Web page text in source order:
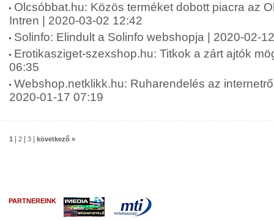
Olcsóbbat.hu: Közös terméket dobott piacra az
Intren | 2020-03-02 12:42
Solinfo: Elindult a Solinfo webshopja | 2020-02-
Erotikasziget-szexshop.hu: Titkok a zárt ajtók
06:35
Webshop.netklikk.hu: Ruharendelés az
2020-01-17 07:19
1 2 3 következő »
PARTNEREINK